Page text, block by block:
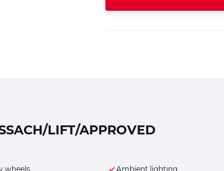
LIFT/APPROVED
wheels Ambient lighting